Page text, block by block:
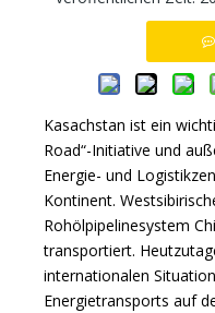
Kasachstan ist ein
Road“-Initiative und
Energie- und
Kontinent.
Rohölpipelinesystem
transportiert.
internationalen
Energietransports auf